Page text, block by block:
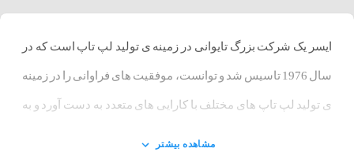
ایسر یک شرکت بزرگ تایوانی در زمینه ی تولید لپ تاپ است که در
سال 1976 تاسیس شد و توانست، موفقیت های فراوانی را در زمینه
ی تولید لپ تاپ های مختلف با کارایی های متعدد به دست آورد و به
مشاهده بیشتر